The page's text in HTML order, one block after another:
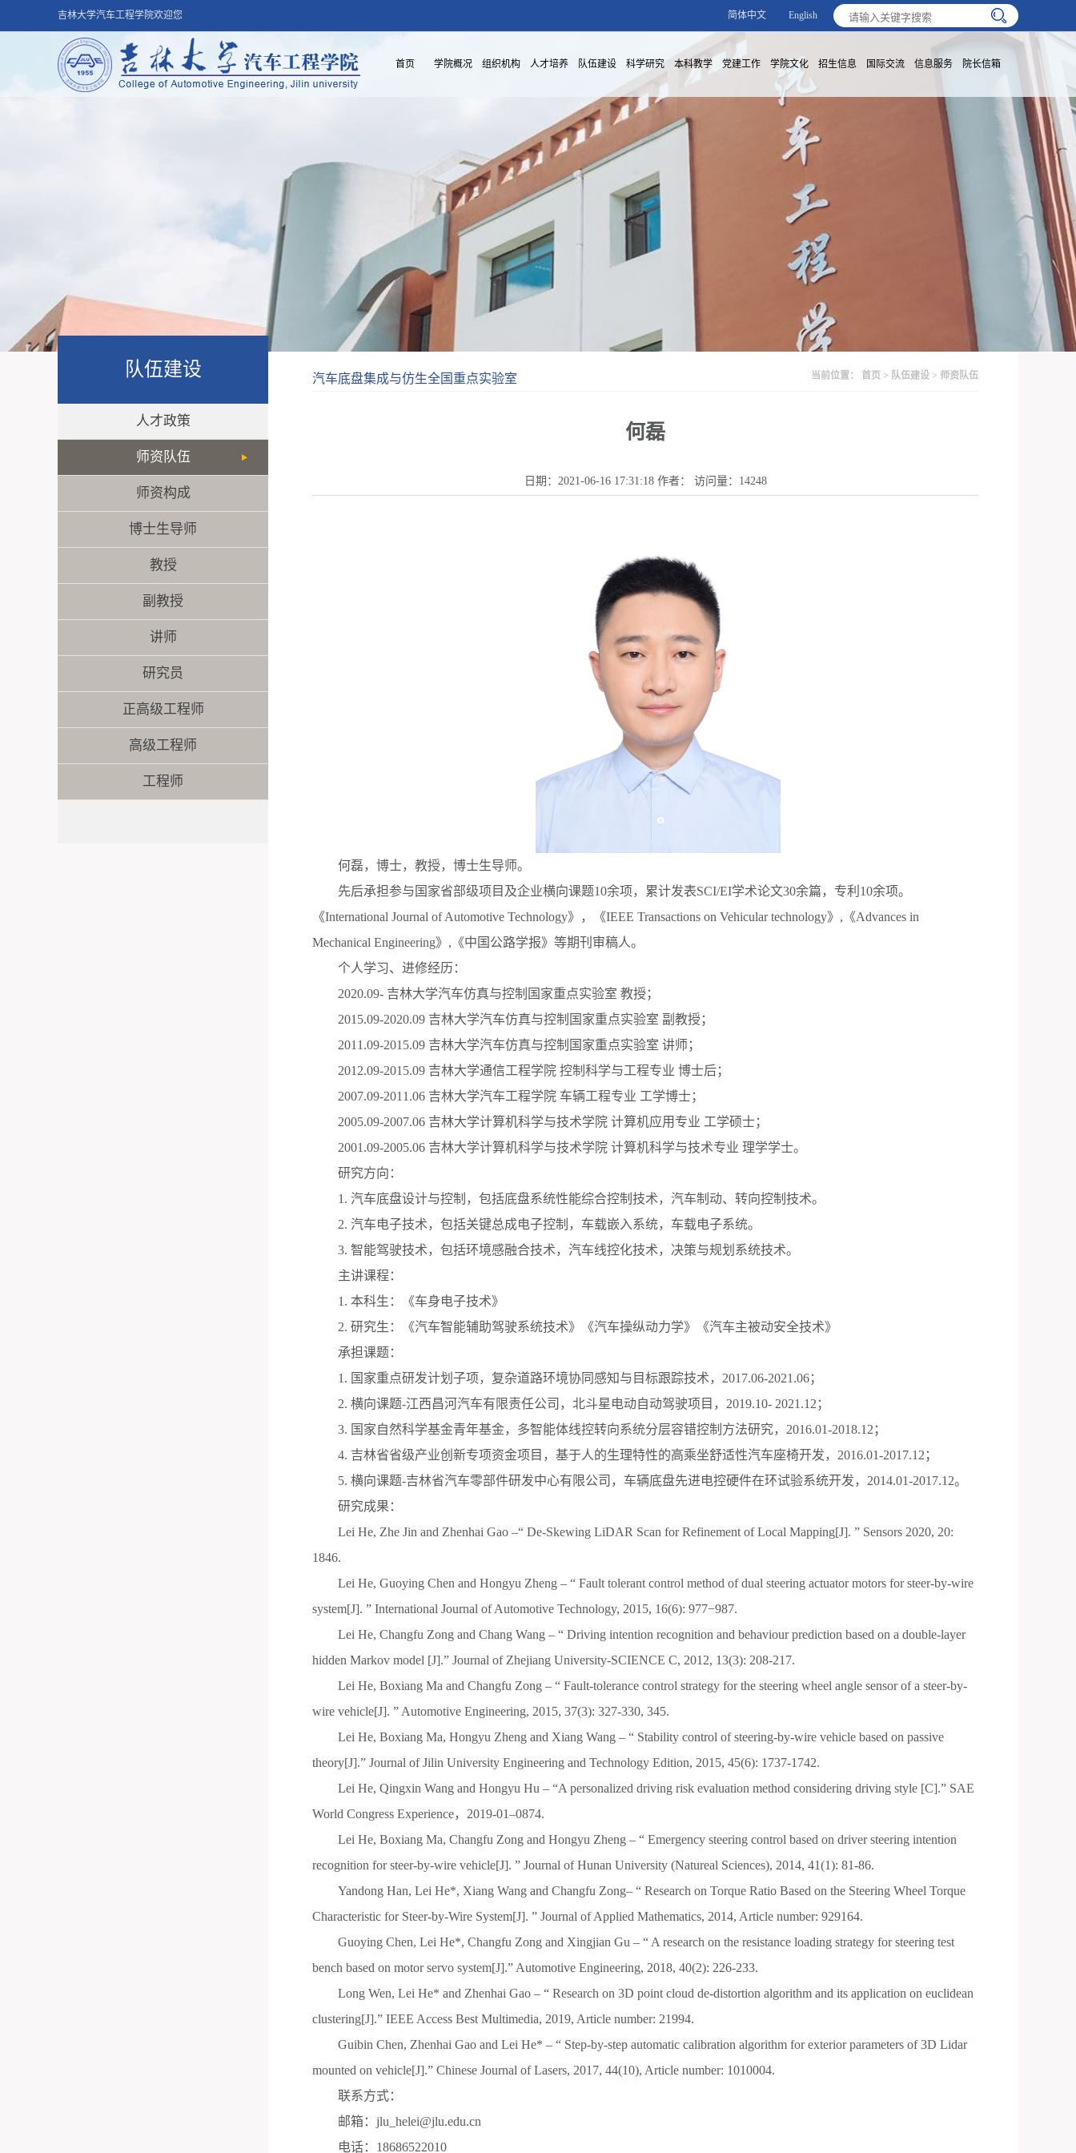
吉林大学汽车工程学院欢迎您 简体中文 English
首页 学院概况 组织机构 人才培养 队伍建设 科学研究 本科教学 党建工作 学院文化 招生信息 国际交流 信息服务 院长信箱
队伍建设
人才政策
师资队伍
师资构成
博士生导师
教授
副教授
讲师
研究员
正高级工程师
高级工程师
工程师
汽车底盘集成与仿生全国重点实验室 当前位置： 首页 > 队伍建设 > 师资队伍
何磊
日期：2021-06-16 17:31:18 作者： 访问量： 14248
何磊，博士，教授，博士生导师。
先后承担参与国家省部级项目及企业横向课题10余项，累计发表SCI/EI学术论文30余篇，专利 10余项。
《International Journal of Automotive Technology》，《IEEE Transactions on Vehicular technology》 , 《Advances in
Mechanical Engineering》 , 《中国公路学报》等期刊审稿人。
个人学习、进修经历：
2020.09- 吉林大学汽车仿真与控制国家重点实验室 教授；
2015.09-2020.09 吉林大学汽车仿真与控制国家重点实验室 副教授；
2011.09-2015.09 吉林大学汽车仿真与控制国家重点实验室 讲师；
2012.09-2015.09 吉林大学通信工程学院 控制科学与工程专业 博士后；
2007.09-2011.06 吉林大学汽车工程学院 车辆工程专业 工学博士；
2005.09-2007.06 吉林大学计算机科学与技术学院 计算机应用专业 工学硕士；
2001.09-2005.06 吉林大学计算机科学与技术学院 计算机科学与技术专业 理学学士。
研究方向：
1. 汽车底盘设计与控制，包括底盘系统性能综合控制技术，汽车制动、转向控制技术。
2. 汽车电子技术，包括关键总成电子控制，车载嵌入系统，车载电子系统。
3. 智能驾驶技术，包括环境感融合技术，汽车线控化技术，决策与规划系统技术。
主讲课程：
1. 本科生：《车身电子技术》
2. 研究生：《汽车智能辅助驾驶系统技术》《汽车操纵动力学》《汽车主被动安全技术》
承担课题：
1. 国家重点研发计划子项，复杂道路环境协同感知与目标跟踪技术， 2017.06-2021.06；
2. 横向课题-江西昌河汽车有限责任公司，北斗星电动自动驾驶项目， 2019.10- 2021.12 ；
3. 国家自然科学基金青年基金，多智能体线控转向系统分层容错控制方法研究， 2016.01-2018.12 ；
4. 吉林省省级产业创新专项资金项目，基于人的生理特性的高乘坐舒适性汽车座椅开发， 2016.01-2017.12 ；
5. 横向课题-吉林省汽车零部件研发中心有限公司，车辆底盘先进电控硬件在环试验系统开发， 2014.01-2017.12。
研究成果：
Lei He, Zhe Jin and Zhenhai Gao –“ De-Skewing LiDAR Scan for Refinement of Local Mapping[J]. ” Sensors 2020, 20:
1846.
Lei He, Guoying Chen and Hongyu Zheng – “ Fault tolerant control method of dual steering actuator motors for steer-by-wire
system[J]. ” International Journal of Automotive Technology, 2015, 16(6): 977−987.
Lei He, Changfu Zong and Chang Wang – “ Driving intention recognition and behaviour prediction based on a double-layer
hidden Markov model [J].” Journal of Zhejiang University-SCIENCE C, 2012, 13(3): 208-217.
Lei He, Boxiang Ma and Changfu Zong – “ Fault-tolerance control strategy for the steering wheel angle sensor of a steer-by-
wire vehicle[J]. ” Automotive Engineering, 2015, 37(3): 327-330, 345.
Lei He, Boxiang Ma, Hongyu Zheng and Xiang Wang – “ Stability control of steering-by-wire vehicle based on passive
theory[J].” Journal of Jilin University Engineering and Technology Edition, 2015, 45(6): 1737-1742.
Lei He, Qingxin Wang and Hongyu Hu – “A personalized driving risk evaluation method considering driving style [C].” SAE
World Congress Experience， 2019-01–0874.
Lei He, Boxiang Ma, Changfu Zong and Hongyu Zheng – “ Emergency steering control based on driver steering intention
recognition for steer-by-wire vehicle[J]. ” Journal of Hunan University (Natureal Sciences), 2014, 41(1): 81-86.
Yandong Han, Lei He*, Xiang Wang and Changfu Zong– “ Research on Torque Ratio Based on the Steering Wheel Torque
Characteristic for Steer-by-Wire System[J]. ” Journal of Applied Mathematics, 2014, Article number: 929164.
Guoying Chen, Lei He*, Changfu Zong and Xingjian Gu – “ A research on the resistance loading strategy for steering test
bench based on motor servo system[J].” Automotive Engineering, 2018, 40(2): 226-233.
Long Wen, Lei He* and Zhenhai Gao – “ Research on 3D point cloud de-distortion algorithm and its application on euclidean
clustering[J].” IEEE Access Best Multimedia, 2019, Article number: 21994.
Guibin Chen, Zhenhai Gao and Lei He* – “ Step-by-step automatic calibration algorithm for exterior parameters of 3D Lidar
mounted on vehicle[J].” Chinese Journal of Lasers, 2017, 44(10), Article number: 1010004.
联系方式：
邮箱： jlu_helei@jlu.edu.cn
电话： 18686522010